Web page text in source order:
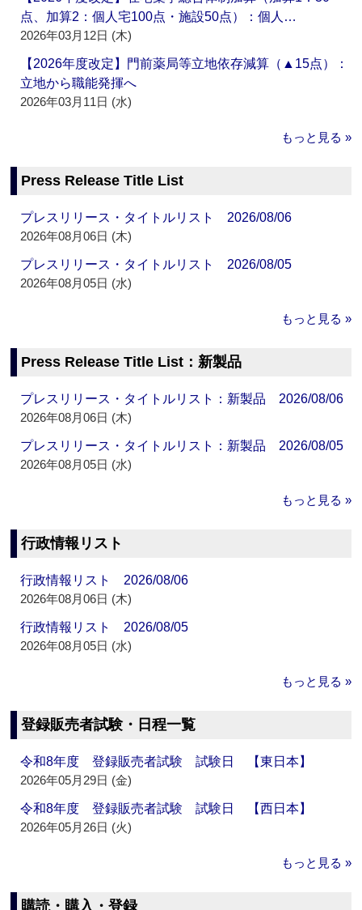
点、加算2：個人宅100点・施設50点）：個人…
2026年03月12日 (木)
【2026年度改定】門前薬局等立地依存減算（▲15点）：
立地から職能発揮へ
2026年03月11日 (水)
もっと見る »
Press Release Title List
プレスリリース・タイトルリスト 2026/08/06
2026年08月06日 (木)
プレスリリース・タイトルリスト 2026/08/05
2026年08月05日 (水)
もっと見る »
Press Release Title List：新製品
プレスリリース・タイトルリスト：新製品 2026/08/06
2026年08月06日 (木)
プレスリリース・タイトルリスト：新製品 2026/08/05
2026年08月05日 (水)
もっと見る »
行政情報リスト
行政情報リスト 2026/08/06
2026年08月06日 (木)
行政情報リスト 2026/08/05
2026年08月05日 (水)
もっと見る »
登録販売者試験・日程一覧
令和8年度 登録販売者試験 試験日 【東日本】
2026年05月29日 (金)
令和8年度 登録販売者試験 試験日 【西日本】
2026年05月26日 (火)
もっと見る »
購読・購入・登録